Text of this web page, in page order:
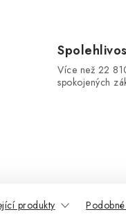
Více než 22
spokojených
produkty